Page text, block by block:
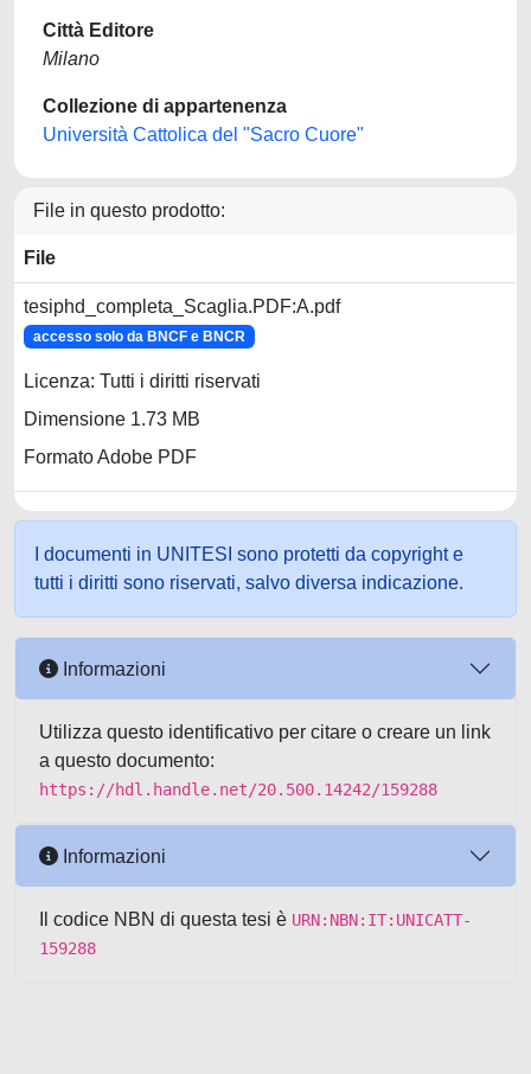
Città Editore
Milano
Collezione di appartenenza
Università Cattolica del "Sacro Cuore"
File in questo prodotto:
File
tesiphd_completa_Scaglia.PDF:A.pdf
accesso solo da BNCF e BNCR
Licenza: Tutti i diritti riservati
Dimensione 1.73 MB
Formato Adobe PDF
I documenti in UNITESI sono protetti da copyright e
tutti i diritti sono riservati, salvo diversa indicazione.
Informazioni
Utilizza questo identificativo per citare o creare un link
a questo documento:
https://hdl.handle.net/20.500.14242/159288
Informazioni
Il codice NBN di questa tesi è URN:NBN:IT:UNICATT-
159288